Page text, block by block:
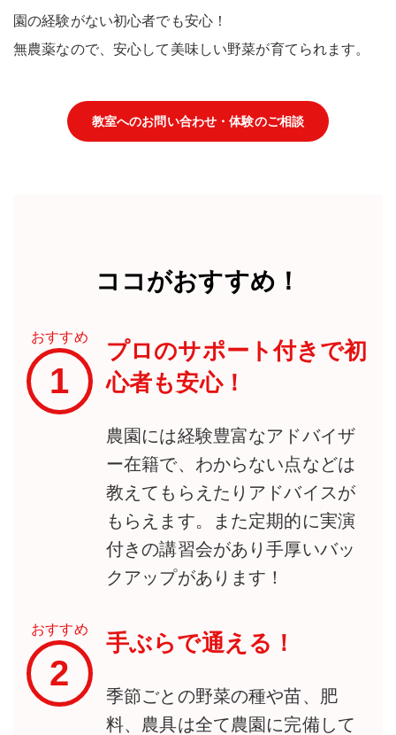
園の経験がない初心者でも安心！
無農薬なので、安心して美味しい野菜が育てられます。
教室へのお問い合わせ・体験のご相談
ココがおすすめ！
おすすめ
1
プロのサポート付きで初
心者も安心！
農園には経験豊富なアドバイザ
ー在籍で、わからない点などは
教えてもらえたりアドバイスが
もらえます。また定期的に実演
付きの講習会があり手厚いバッ
クアップがあります！
おすすめ
2
手ぶらで通える！
季節ごとの野菜の種や苗、肥
料、農具は全て農園に完備して